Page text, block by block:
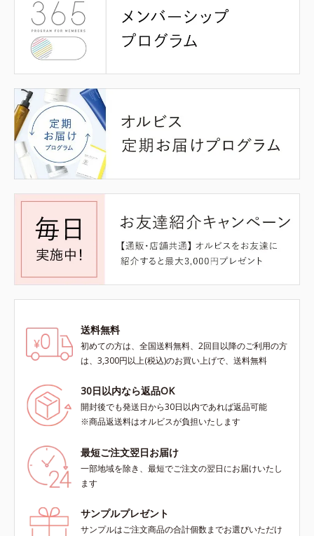
送料無料
初めての方は、全国送料無料、2回目以降のご利用の方
は、3,300円以上(税込)のお買い上げで、送料無料
30日以内なら返品OK
開封後でも発送日から30日以内であれば返品可能
※商品返送料はオルビスが負担いたします
最短ご注文翌日お届け
一部地域を除き、最短でご注文の翌日にお届けいたし
ます
サンプルプレゼント
サンプルはご注文商品の合計個数までお選びいただけ